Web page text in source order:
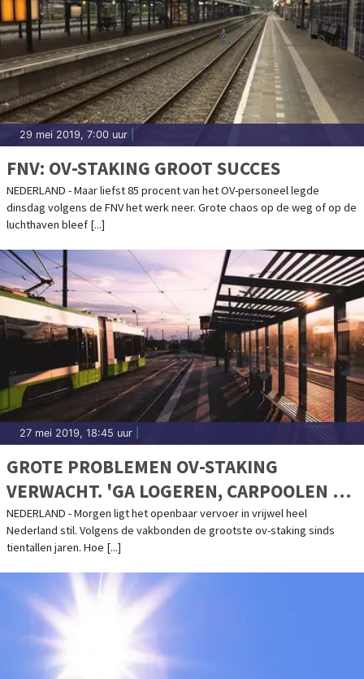
29 mei 2019, 7:00 uur
FNV: OV-STAKING GROOT SUCCES
NEDERLAND - Maar liefst 85 procent van het OV-personeel legde
dinsdag volgens de FNV het werk neer. Grote chaos op de weg of op de
luchthaven bleef [...]
27 mei 2019, 18:45 uur
GROTE PROBLEMEN OV-STAKING
VERWACHT. 'GA LOGEREN, CARPOOLEN OF
THUISWERKEN'
NEDERLAND - Morgen ligt het openbaar vervoer in vrijwel heel
Nederland stil. Volgens de vakbonden de grootste ov-staking sinds
tientallen jaren. Hoe [...]